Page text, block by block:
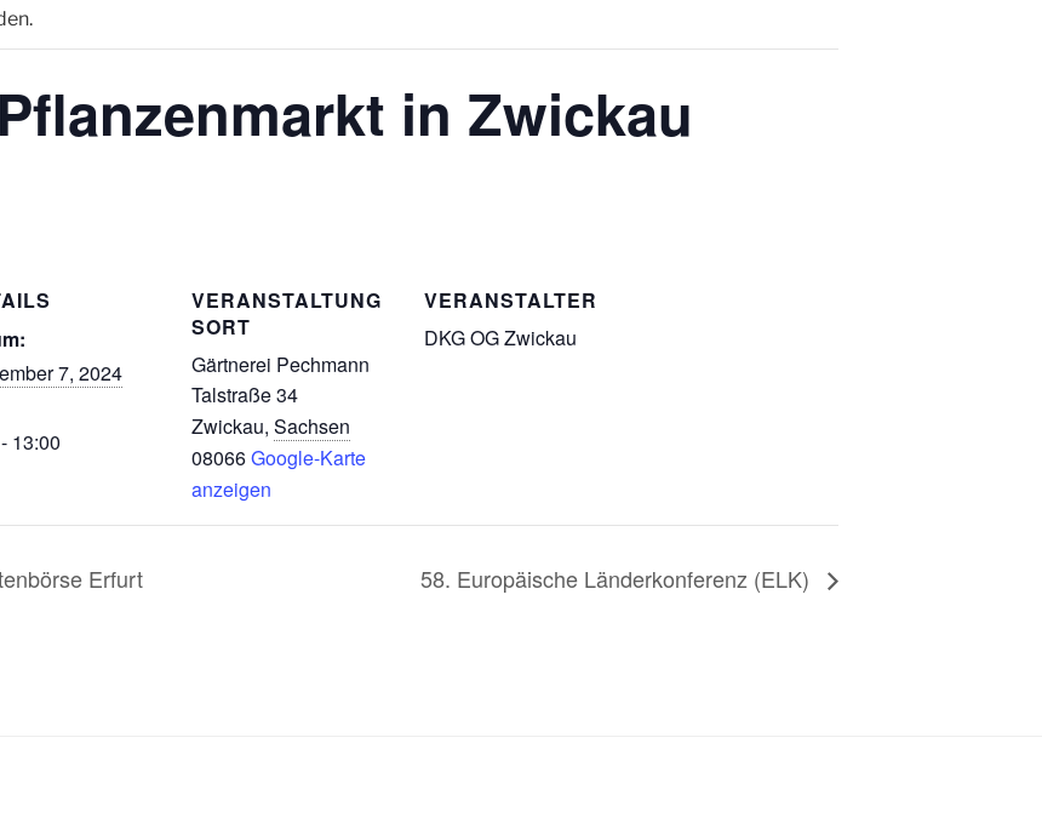
in Zwickau
7, 2024
13:00
VERANSTALTUNG
SORT
Gärtnerei Pechmann
Talstraße 34
Zwickau, Sachsen
08066Google-Karte
anzeigen
VERANSTALTER
DKG OG Zwickau
Erfurt 58. Europäische Länderkonferenz (ELK)